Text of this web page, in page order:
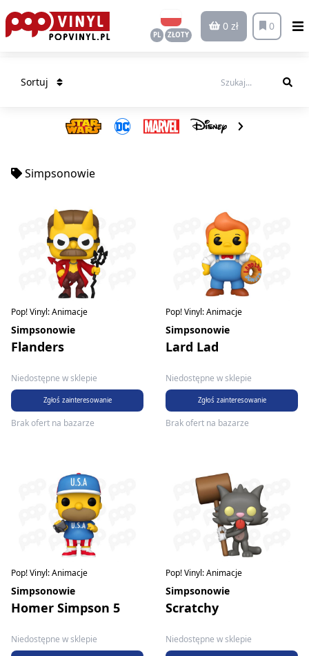
PL ZŁOTY
0 zł 0
Sortuj
Simpsonowie
Pop! Vinyl: Animacje
Simpsonowie
Flanders
Niedostępne w sklepie
Zgłoś zainteresowanie
Brak ofert na bazarze
Pop! Vinyl: Animacje
Simpsonowie
Lard Lad
Niedostępne w sklepie
Zgłoś zainteresowanie
Brak ofert na bazarze
Pop! Vinyl: Animacje
Simpsonowie
Homer Simpson 5
Niedostępne w sklepie
Pop! Vinyl: Animacje
Simpsonowie
Scratchy
Niedostępne w sklepie